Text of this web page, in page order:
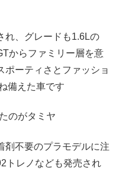
れ、グレードも1.6Lの
からファミリー層を意
ポーティさとファッショ
備えた車です
のがタミヤ
剤不要のプラモデルに注
トレノなども発売され